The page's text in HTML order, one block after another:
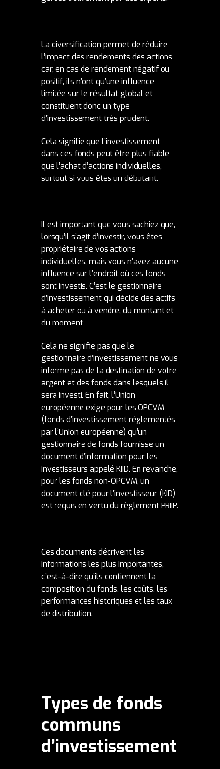
La diversification permet de réduire
l’impact des rendements des actions
car, en cas de rendement négatif ou
positif, ils n’ont qu’une influence
limitée sur le résultat global et
constituent donc un type
d’investissement très prudent.
Cela signifie que l’investissement
dans ces fonds peut être plus fiable
que l’achat d’actions individuelles,
surtout si vous êtes un débutant.
Il est important que vous sachiez que,
lorsqu’il s’agit d’investir, vous êtes
propriétaire de vos actions
individuelles, mais vous n’avez aucune
influence sur l’endroit où ces fonds
sont investis. C’est le gestionnaire
d’investissement qui décide des actifs
à acheter ou à vendre, du montant et
du moment.
Cela ne signifie pas que le
gestionnaire d’investissement ne vous
informe pas de la destination de votre
argent et des fonds dans lesquels il
sera investi. En fait, l’Union
européenne exige pour les OPCVM
(fonds d’investissement réglementés
par l’Union européenne) qu’un
gestionnaire de fonds fournisse un
document d’information pour les
investisseurs appelé KIID. En revanche,
pour les fonds non-OPCVM, un
document clé pour l’investisseur (KID)
est requis en vertu du règlement PRIIP.
Ces documents décrivent les
informations les plus importantes,
c’est-à-dire qu’ils contiennent la
composition du fonds, les coûts, les
performances historiques et les taux
de distribution.
Types de fonds
communs
d’investissement